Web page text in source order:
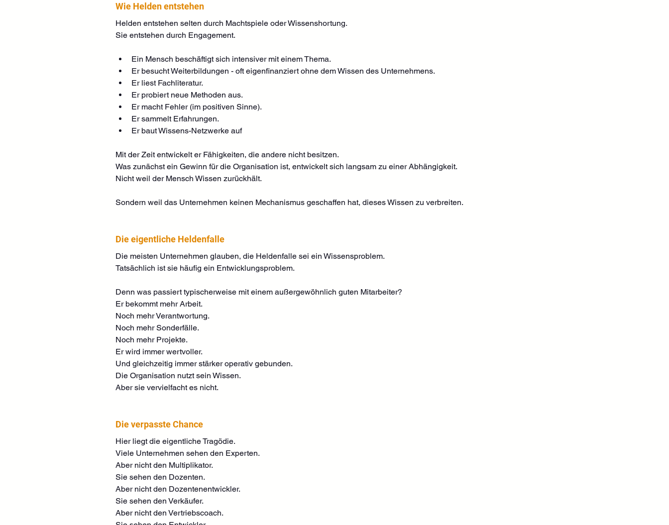
Wie Helden entstehen
Helden entstehen selten durch Machtspiele oder Wissenshortung.
Sie entstehen durch Engagement.
Ein Mensch beschäftigt sich intensiver mit einem Thema.
Er besucht Weiterbildungen - oft eigenfinanziert ohne dem Wissen des Unternehmens.
Er liest Fachliteratur.
Er probiert neue Methoden aus.
Er macht Fehler (im positiven Sinne).
Er sammelt Erfahrungen.
Er baut Wissens-Netzwerke auf
Mit der Zeit entwickelt er Fähigkeiten, die andere nicht besitzen.
Was zunächst ein Gewinn für die Organisation ist, entwickelt sich langsam zu einer Abhängigkeit.
Nicht weil der Mensch Wissen zurückhält.
Sondern weil das Unternehmen keinen Mechanismus geschaffen hat, dieses Wissen zu verbreiten.
Die eigentliche Heldenfalle
Die meisten Unternehmen glauben, die Heldenfalle sei ein Wissensproblem.
Tatsächlich ist sie häufig ein Entwicklungsproblem.
Denn was passiert typischerweise mit einem außergewöhnlich guten Mitarbeiter?
Er bekommt mehr Arbeit.
Noch mehr Verantwortung.
Noch mehr Sonderfälle.
Noch mehr Projekte.
Er wird immer wertvoller.
Und gleichzeitig immer stärker operativ gebunden.
Die Organisation nutzt sein Wissen.
Aber sie vervielfacht es nicht.
Die verpasste Chance
Hier liegt die eigentliche Tragödie.
Viele Unternehmen sehen den Experten.
Aber nicht den Multiplikator.
Sie sehen den Dozenten.
Aber nicht den Dozentenentwickler.
Sie sehen den Verkäufer.
Aber nicht den Vertriebscoach.